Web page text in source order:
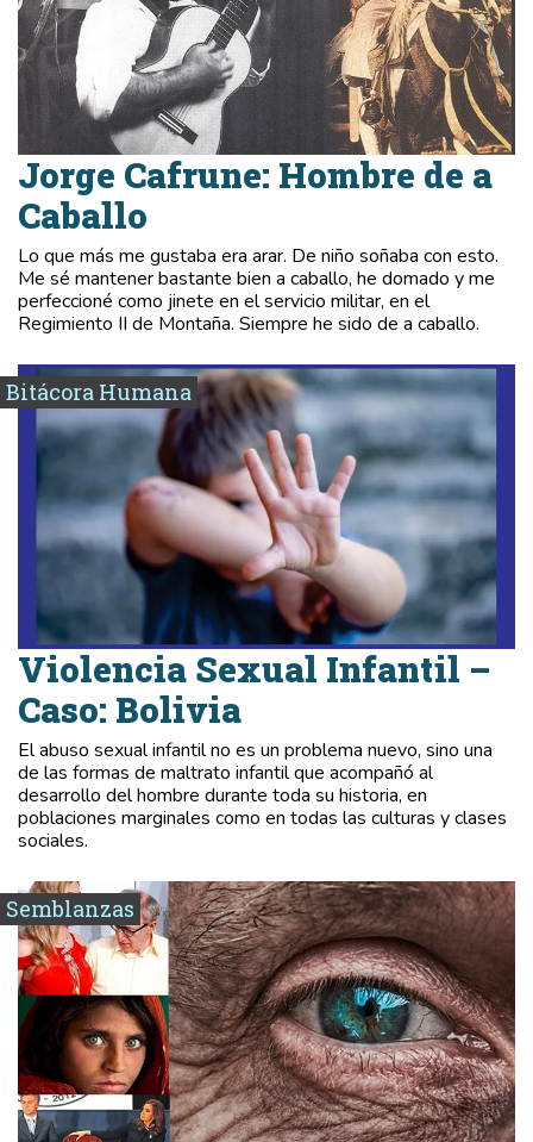
Jorge Cafrune: Hombre de a
Caballo
Lo que más me gustaba era arar. De niño soñaba con esto.
Me sé mantener bastante bien a caballo, he domado y me
perfeccioné como jinete en el servicio militar, en el
Regimiento II de Montaña. Siempre he sido de a caballo.
Bitácora Humana
Violencia Sexual Infantil –
Caso: Bolivia
El abuso sexual infantil no es un problema nuevo, sino una
de las formas de maltrato infantil que acompañó al
desarrollo del hombre durante toda su historia, en
poblaciones marginales como en todas las culturas y clases
sociales.
Semblanzas